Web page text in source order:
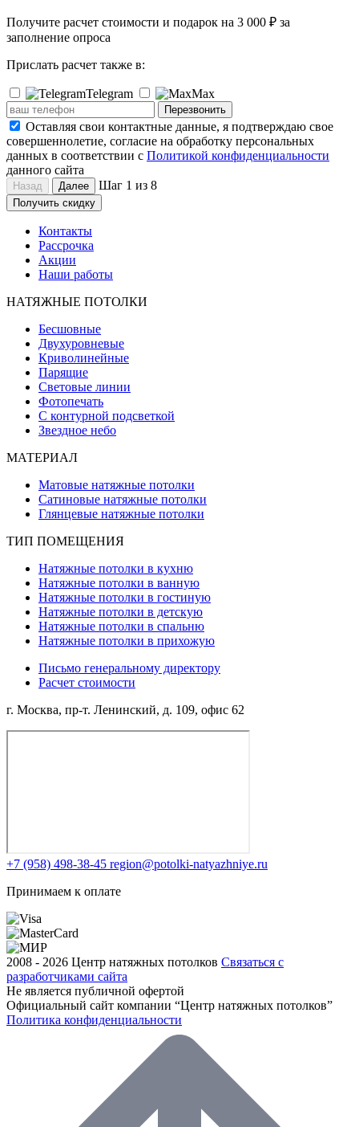
Получите расчет стоимости и подарок на 3 000 ₽ за
заполнение опроса
Прислать расчет также в:
Telegram Max
Перезвонить
Оставляя свои контактные данные, я подтверждаю свое
совершеннолетие, согласие на обработку персональных
данных в соответствии с Политикой конфиденциальности
данного сайта
Назад Далее Шаг 1 из 8
Получить скидку
Контакты
Рассрочка
Акции
Наши работы
НАТЯЖНЫЕ ПОТОЛКИ
Бесшовные
Двухуровневые
Криволинейные
Парящие
Световые линии
Фотопечать
С контурной подсветкой
Звездное небо
МАТЕРИАЛ
Матовые натяжные потолки
Сатиновые натяжные потолки
Глянцевые натяжные потолки
ТИП ПОМЕЩЕНИЯ
Натяжные потолки в кухню
Натяжные потолки в ванную
Натяжные потолки в гостиную
Натяжные потолки в детскую
Натяжные потолки в спальню
Натяжные потолки в прихожую
Письмо генеральному директору
Расчет стоимости
г. Москва, ​пр-т. Ленинский, д. 109, офис 62
+7 (958) 498-38-45 region@potolki-natyazhniye.ru
Принимаем к оплате
2008 - 2026 Центр натяжных потолков Связаться с
разработчиками сайта
Не является публичной офертой
Официальный сайт компании “Центр натяжных потолков”
Политика конфиденциальности